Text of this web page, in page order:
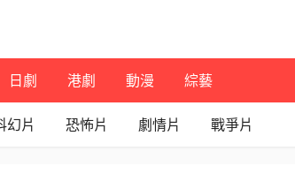
日劇 港劇 動漫 綜藝
幻片 恐怖片 劇情片 戰爭片